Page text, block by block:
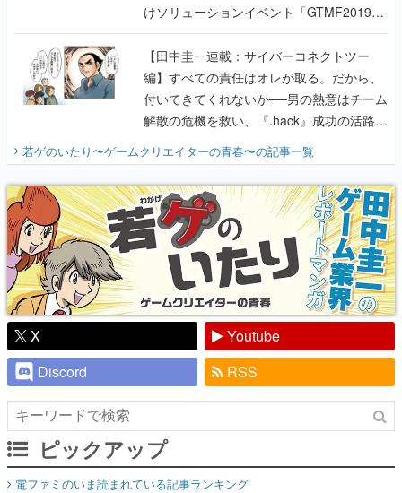
けソリューションイベント「GTMF2019」
に行って、より理解を深めよう【PR】
【田中圭一連載：サイバーコネクトツー
編】すべての責任はオレが取る。だから、
付いてきてくれないか──男の熱意はチーム
解散の危機を救い、『.hack』成功の活路を
『少年ジャンプ』色だった【若ゲのいた
り】
若ゲのいたり〜ゲームクリエイターの青春〜の記事一覧
X
Youtube
Discord
RSS
ピックアップ
電ファミのいま読まれている記事ランキング